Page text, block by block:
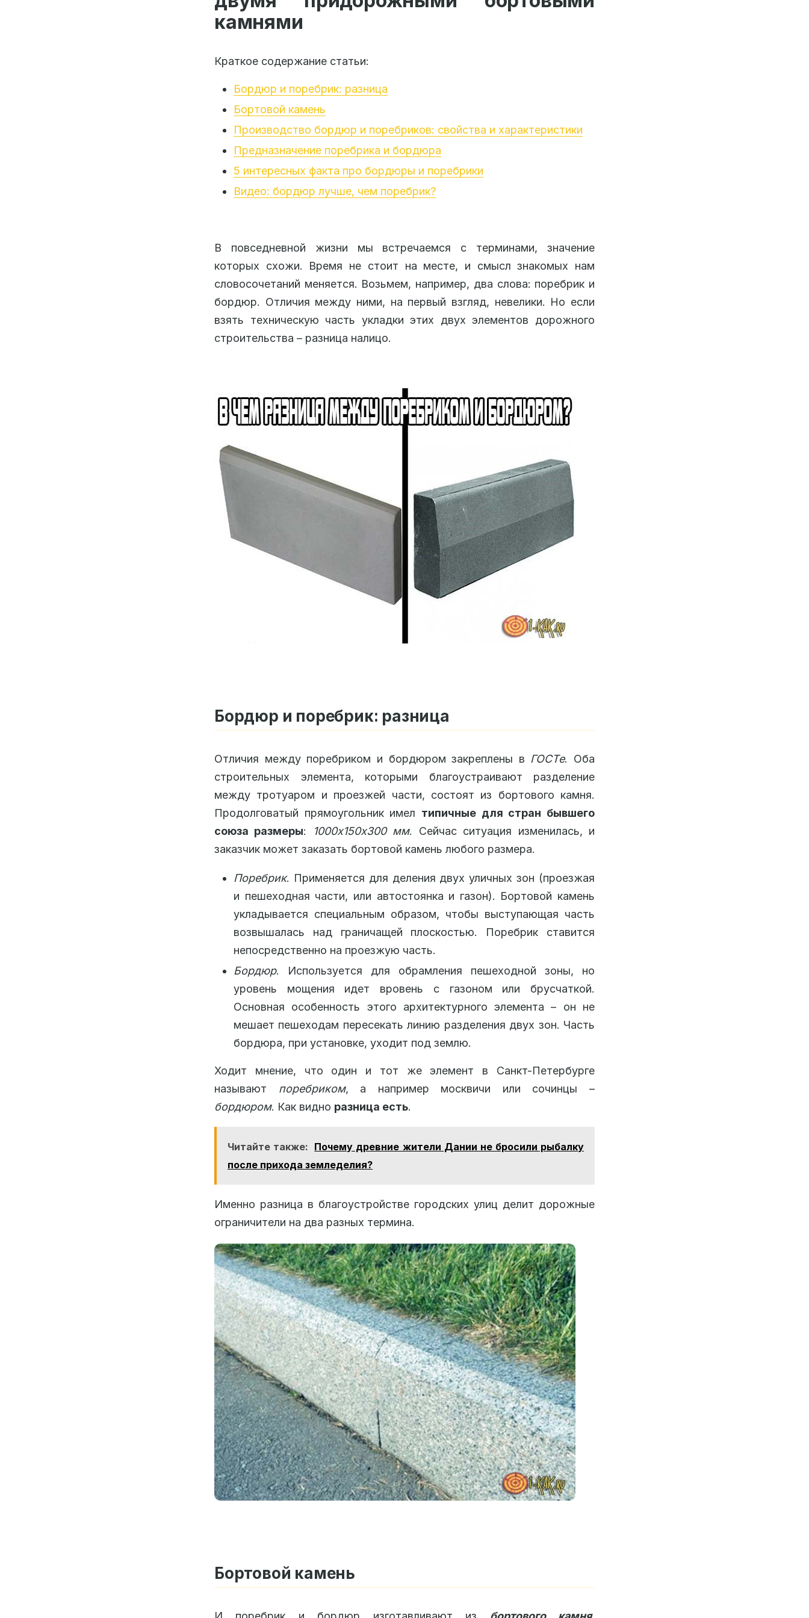
камнями
Краткое содержание статьи:
Бордюр и поребрик: разница
Бортовой камень
Производство бордюр и поребриков: свойства и характеристики
Предназначение поребрика и бордюра
5 интересных факта про бордюры и поребрики
Видео: бордюр лучше, чем поребрик?
В повседневной жизни мы встречаемся с терминами, значение
которых схожи. Время не стоит на месте, и смысл знакомых нам
словосочетаний меняется. Возьмем, например, два слова: поребрик и
бордюр. Отличия между ними, на первый взгляд, невелики. Но если
взять техническую часть укладки этих двух элементов дорожного
строительства – разница налицо.
Бордюр и поребрик: разница
Отличия между поребриком и бордюром закреплены в ГОСТе. Оба
строительных элемента, которыми благоустраивают разделение
между тротуаром и проезжей части, состоят из бортового камня.
Продолговатый прямоугольник имел типичные для стран бывшего
союза размеры: 1000x150x300 мм. Сейчас ситуация изменилась, и
заказчик может заказать бортовой камень любого размера.
Поребрик. Применяется для деления двух уличных зон (проезжая
и пешеходная части, или автостоянка и газон). Бортовой камень
укладывается специальным образом, чтобы выступающая часть
возвышалась над граничащей плоскостью. Поребрик ставится
непосредственно на проезжую часть.
Бордюр. Используется для обрамления пешеходной зоны, но
уровень мощения идет вровень с газоном или брусчаткой.
Основная особенность этого архитектурного элемента – он не
мешает пешеходам пересекать линию разделения двух зон. Часть
бордюра, при установке, уходит под землю.
Ходит мнение, что один и тот же элемент в Санкт-Петербурге
называют поребриком, а например москвичи или сочинцы –
бордюром. Как видно разница есть.
Читайте также: Почему древние жители Дании не бросили рыбалку
после прихода земледелия?
Именно разница в благоустройстве городских улиц делит дорожные
ограничители на два разных термина.
Бортовой камень